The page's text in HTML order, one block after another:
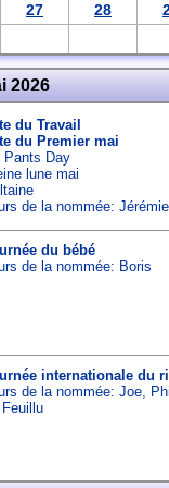
27 28
2026
du Travail
du Premier mai
Pants Day
lune mai
de la nommée: Jérémie
du bébé
de la nommée: Boris
internationale du
de la nommée: Joe,
Feuillu